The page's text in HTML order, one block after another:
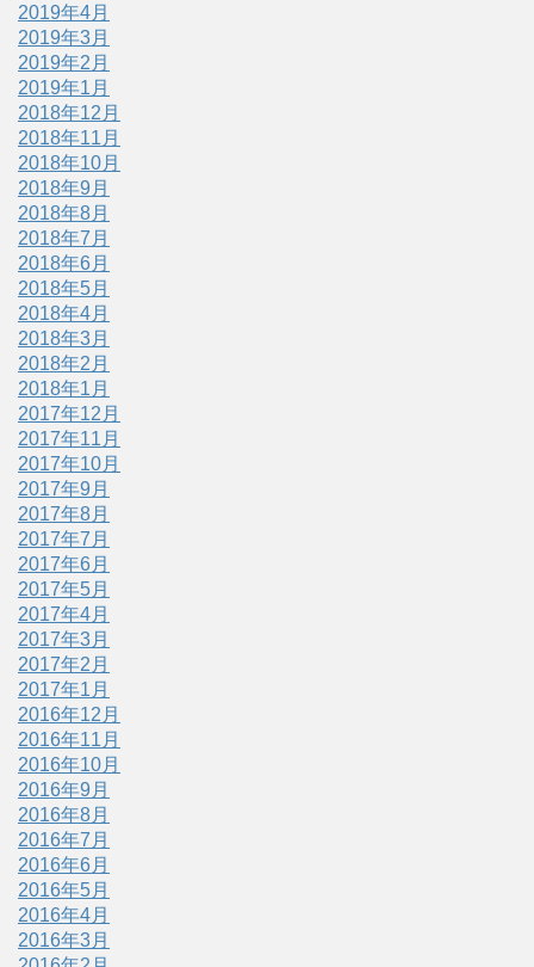
2019年4月
2019年3月
2019年2月
2019年1月
2018年12月
2018年11月
2018年10月
2018年9月
2018年8月
2018年7月
2018年6月
2018年5月
2018年4月
2018年3月
2018年2月
2018年1月
2017年12月
2017年11月
2017年10月
2017年9月
2017年8月
2017年7月
2017年6月
2017年5月
2017年4月
2017年3月
2017年2月
2017年1月
2016年12月
2016年11月
2016年10月
2016年9月
2016年8月
2016年7月
2016年6月
2016年5月
2016年4月
2016年3月